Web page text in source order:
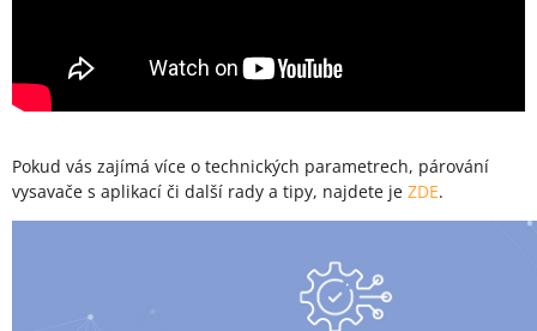
Pokud vás zajímá více o technických parametrech, párování
vysavače s aplikací či další rady a tipy, najdete je ZDE.